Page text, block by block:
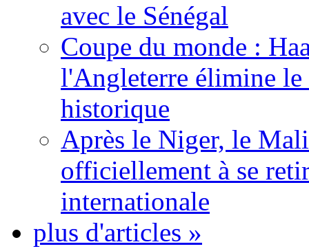
avec le Sénégal
Coupe du monde :
l'Angleterre élimine
historique
Après le Niger, le
officiellement à se
internationale
plus d'articles »